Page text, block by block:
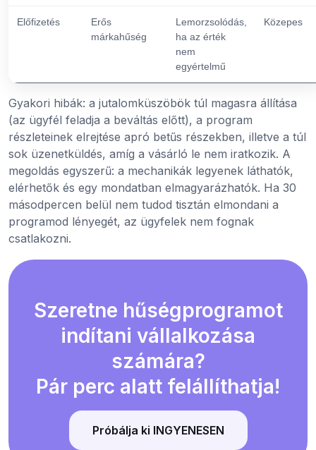
Előfizetés
Erős
márkahűség
Lemorzsolódás,
ha az érték
nem
egyértelmű
Közepes
Gyakori hibák: a jutalomküszöbök túl magasra állítása
(az ügyfél feladja a beváltás előtt), a program
részleteinek elrejtése apró betűs részekben, illetve a túl
sok üzenetküldés, amíg a vásárló le nem iratkozik. A
megoldás egyszerű: a mechanikák legyenek láthatók,
elérhetők és egy mondatban elmagyarázhatók. Ha 30
másodpercen belül nem tudod tisztán elmondani a
programod lényegét, az ügyfelek nem fognak
csatlakozni.
Szeretne hűségprogramot
indítani vállalkozása
számára?
Pár perc alatt felállíthatja!
Próbálja ki INGYENESEN